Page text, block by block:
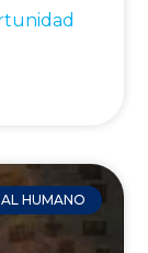
HUMANO